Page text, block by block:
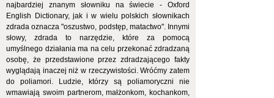
najbardziej znanym słowniku na świecie - Oxford
English Dictionary, jak i w wielu polskich słownikach
zdrada oznacza "oszustwo, podstęp, matactwo". Innymi
słowy, zdrada to narzędzie, które za pomocą
umyślnego działania ma na celu przekonać zdradzaną
osobę, że przedstawione przez zdradzającego fakty
wyglądają inaczej niż w rzeczywistości. Wróćmy zatem
do poliamori. Ludzie, którzy są poliamoryczni nie
wmawiają swoim partnerom, małżonkom, kochankom,